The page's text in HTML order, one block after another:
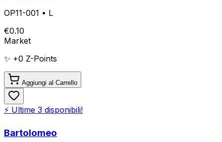
OP11-001 • L
€0.10
Market
✨ +0 Z-Points
Aggiungi al Carrello
⚡ Ultime 3 disponibili!
Bartolomeo